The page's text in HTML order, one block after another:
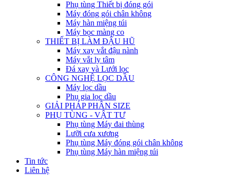
Phụ tùng Thiết bị đóng gói
Máy đóng gói chân không
Máy hàn miệng túi
Máy bọc màng co
THIẾT BỊ LÀM ĐẬU HŨ
Máy xay vắt đậu nành
Máy vắt ly tâm
Đá xay và Lưới lọc
CÔNG NGHỆ LỌC DẦU
Máy lọc dầu
Phụ gia lọc dầu
GIẢI PHÁP PHÂN SIZE
PHỤ TÙNG - VẬT TƯ
Phụ tùng Máy đai thùng
Lưỡi cưa xương
Phụ tùng Máy đóng gói chân không
Phụ tùng Máy hàn miệng túi
Tin tức
Liên hệ